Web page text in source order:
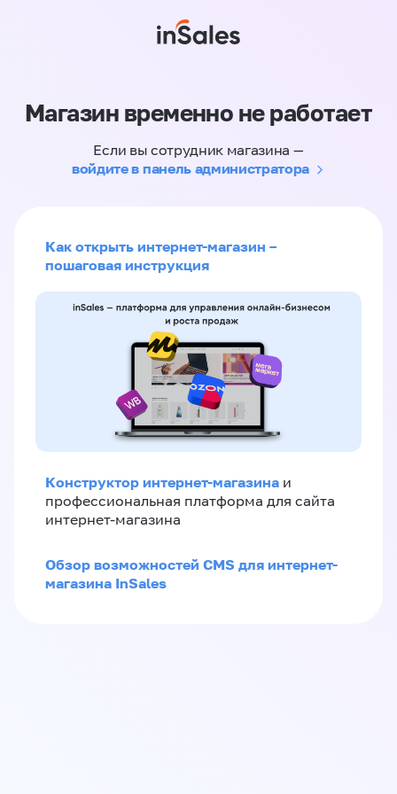
Магазин временно не работает
Если вы сотрудник магазина —
войдите в панель администратора
Как открыть интернет-магазин –
пошаговая инструкция
Конструктор интернет-магазина и
профессиональная платформа для сайта
интернет-магазина
Обзор возможностей CMS для интернет-
магазина InSales